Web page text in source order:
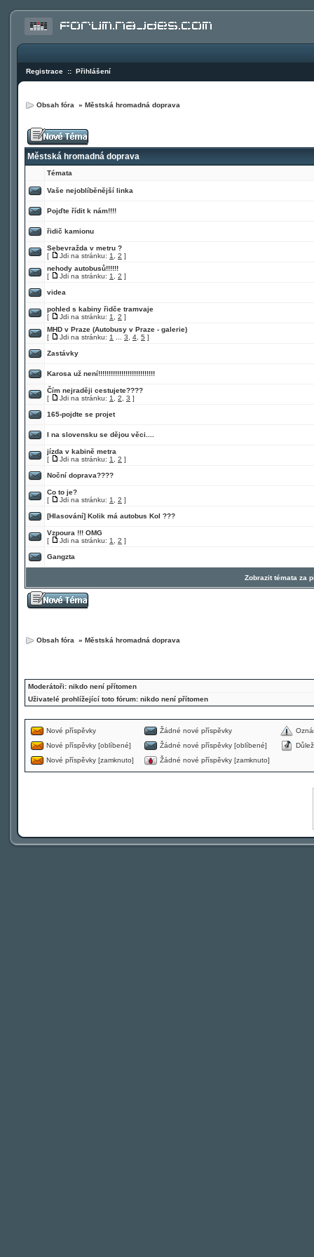
Registrace :: Přihlášení
Obsah fóra » Městská hromadná doprava
Městská hromadná doprava
Témata
Vaše nejoblíběnější linka
Pojďte řídit k nám!!!!
řidič kamionu
Sebevražda v metru ?
[
Jdi na stránku: 1 2 ]
nehody autobusů!!!!!!
[
Jdi na stránku: 1 2 ]
videa
pohled s kabiny řidče tramvaje
[
Jdi na stránku: 1 2 ]
MHD v Praze (Autobusy v Praze - galerie)
[
Jdi na stránku: 1 3 4 5 ]
Zastávky
Karosa už není!!!!!!!!!!!!!!!!!!!!!!!!!!!
Čím nejraději cestujete????
[
Jdi na stránku: 1 2 3 ]
165-pojdte se projet
I na slovensku se dějou věci....
jízda v kabině metra
[
Jdi na stránku: 1 2 ]
Noční doprava????
Co to je?
[
Jdi na stránku: 1 2 ]
[Hlasování] Kolik má autobus Kol ???
Vzpoura !!! OMG
[
Jdi na stránku: 1 2 ]
Gangzta
Zobrazit témata za
Obsah fóra » Městská hromadná doprava
Moderátoři: nikdo není přítomen
Uživatelé prohlížející toto fórum: nikdo není přítomen
Nové příspěvky Žádné nové příspěvky
Nové příspěvky [oblíbené]
Žádné nové příspěvky [oblíbené]
Nové příspěvky [zamknuto]
Žádné nové příspěvky [zamknuto]